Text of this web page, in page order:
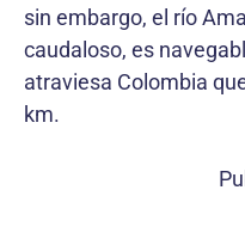
sin embargo, el río
caudaloso, es
atraviesa Colombia
km.